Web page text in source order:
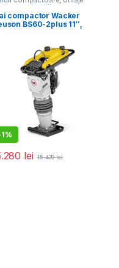
construcții
compactor Wacker
BS60-2plus 11″,
1%
lei 15.470lei